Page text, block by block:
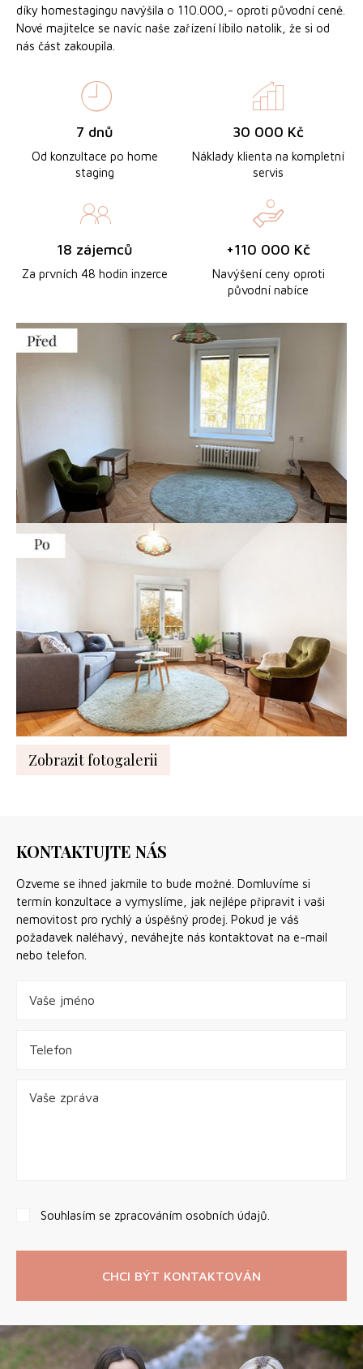
Zobrazit fotogalerii
díky homestagingu navýšila o 110.000,- oproti původní ceně.
Nové majitelce se navíc naše zařízení líbilo natolik, že si od
nás část zakoupila.
7 dnů
Od konzultace po home
staging
30 000 Kč
Náklady klienta na kompletní
servis
18 zájemců
Za prvních 48 hodin inzerce
+110 000 Kč
Navýšení ceny oproti
původní nabíce
KONTAKTUJTE NÁS
Ozveme se ihned jakmile to bude možné. Domluvíme si
termín konzultace a vymyslíme, jak nejlépe připravit i vaši
nemovitost pro rychlý a úspěšný prodej. Pokud je váš
požadavek naléhavý, neváhejte nás kontaktovat na e-mail
nebo telefon.
Souhlasím se zpracováním osobních údajů.
CHCI BÝT KONTAKTOVÁN